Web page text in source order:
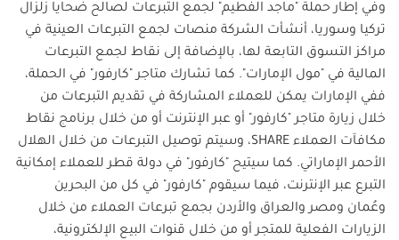
وفي إطار حملة "ماجد الفطيم" لجمع التبرعات لصالح ضحايا زلزال
تركيا وسوريا، أنشأت الشركة منصات لجمع التبرعات العينية في
مراكز التسوق التابعة لها، بالإضافة إلى نقاط لجمع التبرعات
المالية في "مول الإمارات". كما تشارك متاجر "كارفور" في الحملة،
ففي الإمارات يمكن للعملاء المشاركة في تقديم التبرعات من
خلال زيارة متاجر "كارفور" أو عبر الإنترنت أو من خلال برنامج نقاط
مكافآت العملاء SHARE، وسيتم توصيل التبرعات من خلال الهلال
الأحمر الإماراتي. كما سيتيح "كارفور" في دولة قطر للعملاء إمكانية
التبرع عبر الإنترنت، فيما سيقوم "كارفور" في كل من البحرين
وعُمان ومصر والعراق والأردن بجمع تبرعات العملاء من خلال
الزيارات الفعلية للمتجر أو من خلال قنوات البيع الإلكترونية،